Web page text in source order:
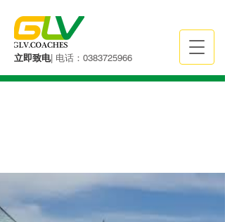
立即致电| 电话：0383725966